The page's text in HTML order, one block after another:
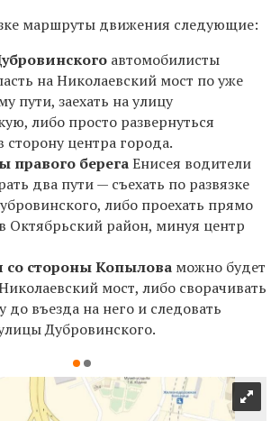
маршруты движения следующие:
автомобилисты
на Николаевский мост по уже
пути, заехать на улицу
либо просто развернуться
сторону центра города.
правого берегаЕнисея водители
два пути — съехать по развязке
либо проехать прямо
Октябрьский район, минуя центр
со стороны Копылова можно будет
мост, либо сворачивать
до въезда на него и следовать
Дубровинского.